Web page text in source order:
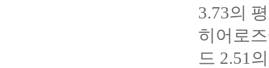
3.73의
히어로
드 2.51